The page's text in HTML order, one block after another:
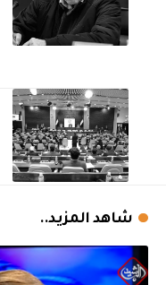
شاهد المزيد..